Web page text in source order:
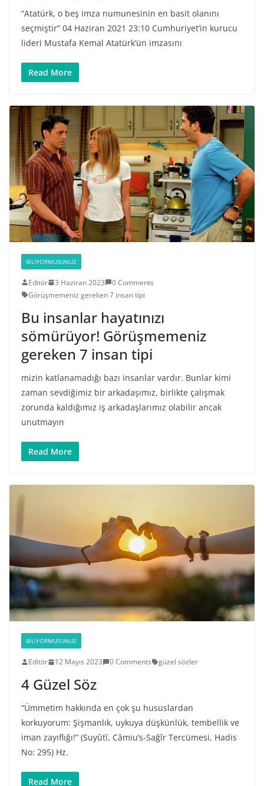
“Atatürk, o beş imza numunesinin en basit olanını
seçmiştir” 04 Haziran 2021 23:10 Cumhuriyet’in kurucu
lideri Mustafa Kemal Atatürk’ün imzasını
Read More
BILIYORMUSUNUZ
Editör 3 Haziran 2023
0 Comments
Görüşmemeniz gereken 7 insan tipi
Bu insanlar hayatınızı
sömürüyor! Görüşmemeniz
gereken 7 insan tipi
mizin katlanamadığı bazı insanlar vardır. Bunlar kimi
zaman sevdiğimiz bir arkadaşımız, birlikte çalışmak
zorunda kaldığımız iş arkadaşlarımız olabilir ancak
unutmayın
Read More
BILIYORMUSUNUZ
Editör 12 Mayıs 2023 0 Comments güzel sözler
4 Güzel Söz
“Ümmetim hakkında en çok şu hususlardan
korkuyorum: Şişmanlık, uykuya düşkünlük, tembellik ve
iman zayıflığı!” (Suyûtî, Câmiu’s-Sağîr Tercümesi, Hadis
No: 295) Hz.
Read More